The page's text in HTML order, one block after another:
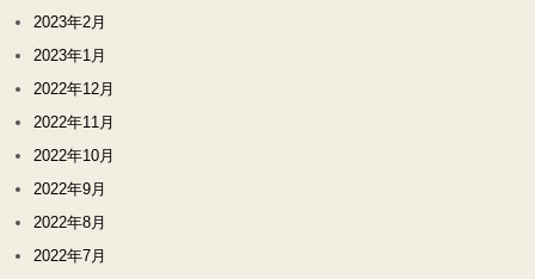
2023年2月
2023年1月
2022年12月
2022年11月
2022年10月
2022年9月
2022年8月
2022年7月